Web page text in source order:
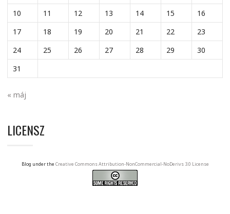
10
11 12 13 14 15
16
17
18 19 20 21 22
23
24
25 26 27 28 29
30
31
« máj
LICENSZ
Blog under the Creative Commons Attribution-NonCommercial-NoDerivs 3.0 License